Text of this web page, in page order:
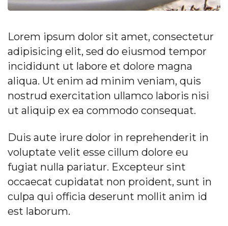
Lorem ipsum dolor sit amet, consectetur
adipisicing elit, sed do eiusmod tempor
incididunt ut labore et dolore magna
aliqua. Ut enim ad minim veniam, quis
nostrud exercitation ullamco laboris nisi
ut aliquip ex ea commodo consequat.
Duis aute irure dolor in reprehenderit in
voluptate velit esse cillum dolore eu
fugiat nulla pariatur. Excepteur sint
occaecat cupidatat non proident, sunt in
culpa qui officia deserunt mollit anim id
est laborum.